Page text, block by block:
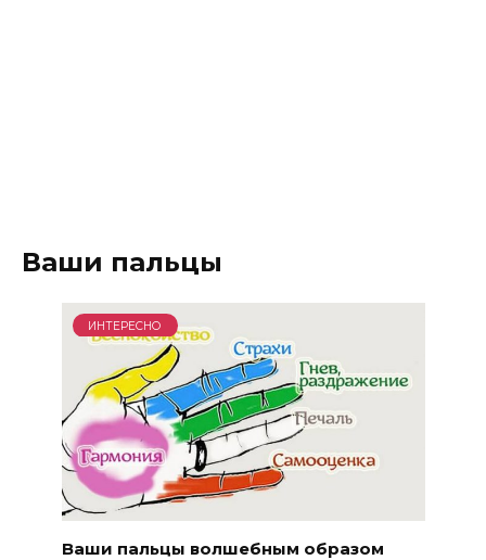
Ваши пальцы
ИНТЕРЕСНО
Ваши пальцы волшебным образом